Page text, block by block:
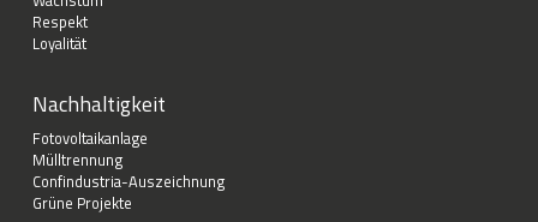
Respekt
Loyalität
Nachhaltigkeit
Fotovoltaikanlage
Mülltrennung
Confindustria-Auszeichnung
Grüne Projekte